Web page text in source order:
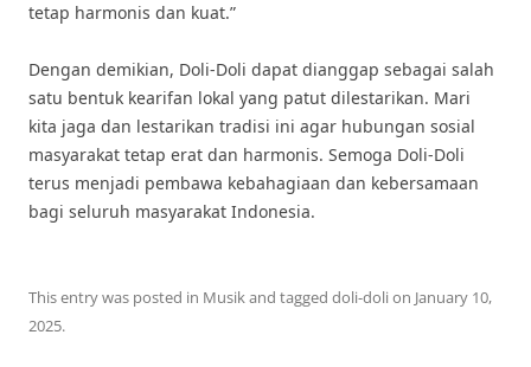
tetap harmonis dan kuat.”
Dengan demikian, Doli-Doli dapat dianggap sebagai salah
satu bentuk kearifan lokal yang patut dilestarikan. Mari
kita jaga dan lestarikan tradisi ini agar hubungan sosial
masyarakat tetap erat dan harmonis. Semoga Doli-Doli
terus menjadi pembawa kebahagiaan dan kebersamaan
bagi seluruh masyarakat Indonesia.
This entry was posted in Musikand tagged doli-dolion January 10,
2025.